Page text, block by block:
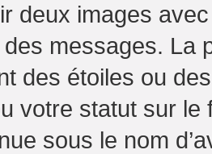
deux images
messages. La
des étoiles ou
votre statut sur
sous le nom